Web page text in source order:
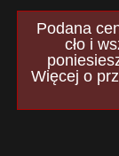
Podana
cło i
Więcej o